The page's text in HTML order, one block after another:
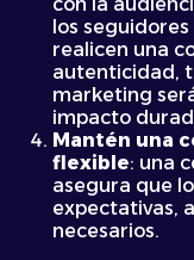
los
realicen una
autenticidad,
marketing
impacto
Mantén una
flexible: una
asegura que
expectativas,
necesarios.